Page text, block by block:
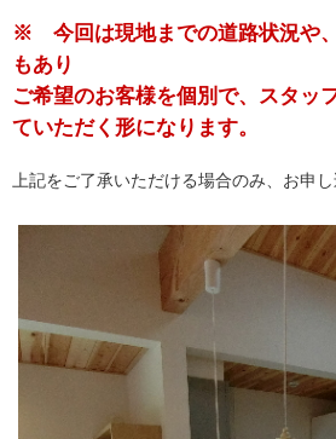
※ 今回は現地までの道路状況や
もあり
ご希望のお客様を個別で、スタッ
ていただく形になります。
上記をご了承いただける場合のみ、お申し